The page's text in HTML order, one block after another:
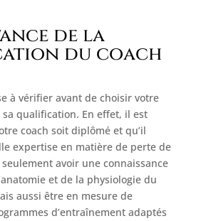
de la
du coach
à vérifier avant de choisir votre
qualification. En effet, il est
coach soit diplômé et qu’il
expertise en matière de perte de
avoir une connaissance
et de la physiologie du
aussi être en mesure de
d’entraînement adaptés